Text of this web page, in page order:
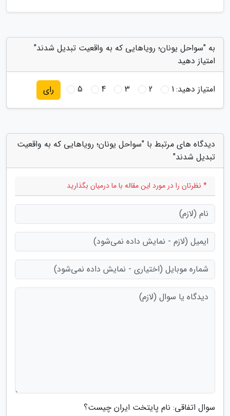
به "سواحل یونان؛ رویاهایی که به واقعیت تبدیل شدند"
امتیاز دهید
امتیاز دهید:1
2
3
4
5 رای
دیدگاه های مرتبط با "سواحل یونان؛ رویاهایی که به واقعیت
تبدیل شدند"
* نظرتان را در مورد این مقاله با ما درمیان بگذارید
سوال اتفاقی: نام پایتخت ایران چیست؟